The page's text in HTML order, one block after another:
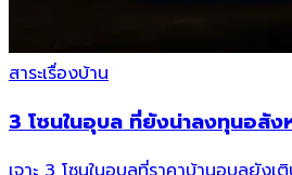
สาระเรื่องบ้าน
3 โซนในอุบล ที่ยังน่าลงทุนอสัง